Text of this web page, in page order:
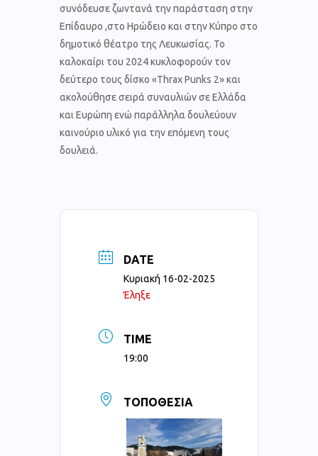
συνόδευσε ζωντανά την παράσταση στην
Επίδαυρο ,στο Ηρώδειο και στην Κύπρο στο
δημοτικό θέατρο της Λευκωσίας. Το
καλοκαίρι του 2024 κυκλοφορούν τον
δεύτερο τους δίσκο «Thrax Punks 2» και
ακολούθησε σειρά συναυλιών σε Ελλάδα
και Ευρώπη ενώ παράλληλα δουλεύουν
καινούριο υλικό για την επόμενη τους
δουλειά.
DATE
Κυριακή 16-02-2025
Έληξε
TIME
19:00
ΤΟΠΟΘΕΣΊΑ